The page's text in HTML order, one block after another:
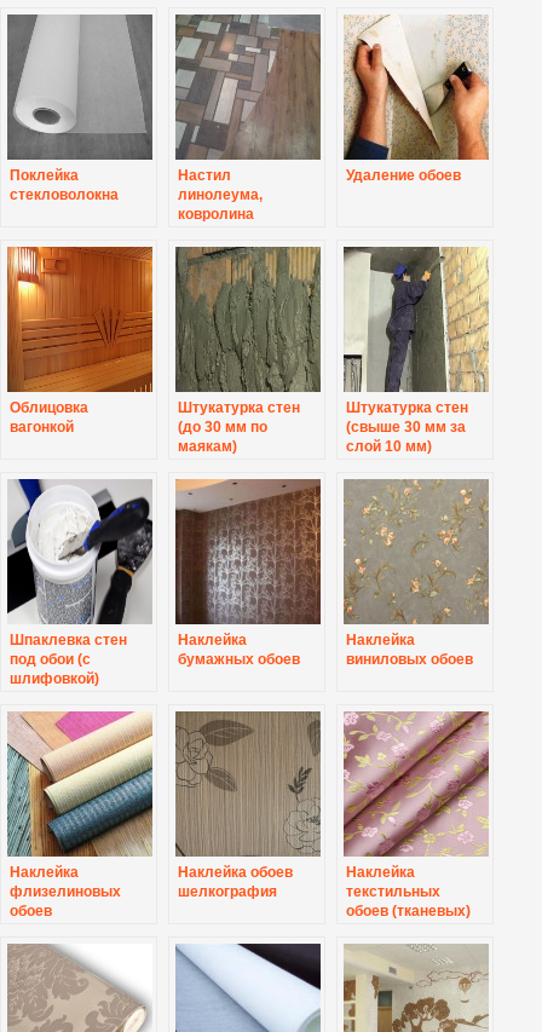
Поклейка
стекловолокна
Настил
линолеума,
ковролина
Удаление обоев
Облицовка
вагонкой
Штукатурка стен
(до 30 мм по
маякам)
Штукатурка стен
(свыше 30 мм за
слой 10 мм)
Шпаклевка стен
под обои (с
шлифовкой)
Наклейка
бумажных обоев
Наклейка
виниловых обоев
Наклейка
флизелиновых
обоев
Наклейка обоев
шелкография
Наклейка
текстильных
обоев (тканевых)